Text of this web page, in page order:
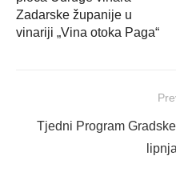
Zadarske županije u
vinariji „Vina otoka Paga“
objava
Previous
Tjedni Program